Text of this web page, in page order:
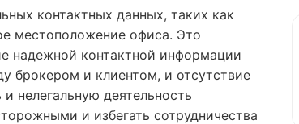
контактных данных, таких как
местоположение офиса. Это
надежной контактной информации
брокером и клиентом, и отсутствие
нелегальную деятельность
и избегать сотрудничества